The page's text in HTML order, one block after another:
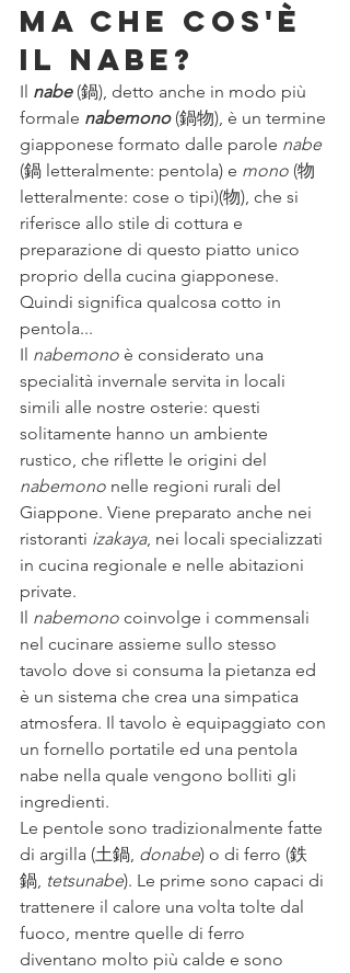
Ma che cos'è
il Nabe?
Il nabe (鍋), detto anche in modo più
formale nabemono (鍋物), è un termine
giapponese formato dalle parole nabe
(鍋 letteralmente: pentola) e mono (物
letteralmente: cose o tipi)(物), che si
riferisce allo stile di cottura e
preparazione di questo piatto unico
proprio della cucina giapponese.
Quindi significa qualcosa cotto in
pentola...
Il nabemono è considerato una
specialità invernale servita in locali
simili alle nostre osterie: questi
solitamente hanno un ambiente
rustico, che riflette le origini del
nabemono nelle regioni rurali del
Giappone. Viene preparato anche nei
ristoranti izakaya, nei locali specializzati
in cucina regionale e nelle abitazioni
private.
Il nabemono coinvolge i commensali
nel cucinare assieme sullo stesso
tavolo dove si consuma la pietanza ed
è un sistema che crea una simpatica
atmosfera. Il tavolo è equipaggiato con
un fornello portatile ed una pentola
nabe nella quale vengono bolliti gli
ingredienti.
Le pentole sono tradizionalmente fatte
di argilla (土鍋, donabe) o di ferro (鉄
鍋, tetsunabe). Le prime sono capaci di
trattenere il calore una volta tolte dal
fuoco, mentre quelle di ferro
diventano molto più calde e sono